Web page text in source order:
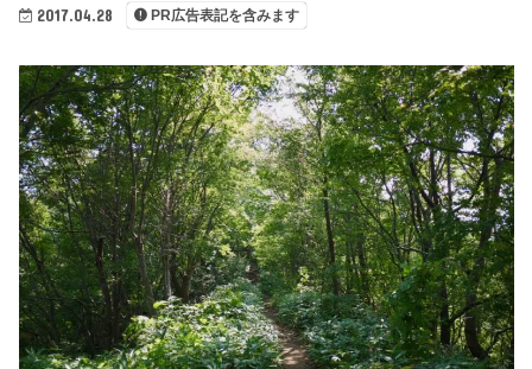
2017.04.28 PR広告表記を含みます